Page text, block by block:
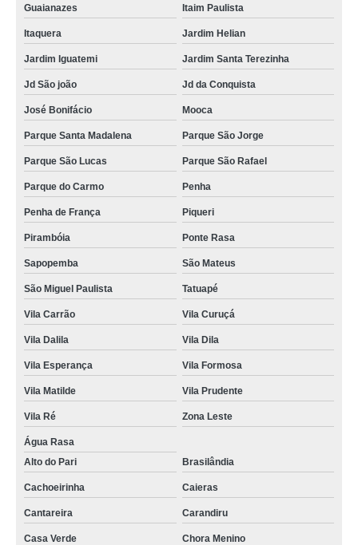
Guaianazes Itaim Paulista
Itaquera Jardim Helian
Jardim Iguatemi Jardim Santa Terezinha
Jd São joão Jd da Conquista
José Bonifácio Mooca
Parque Santa Madalena Parque São Jorge
Parque São Lucas Parque São Rafael
Parque do Carmo Penha
Penha de França Piqueri
Pirambóia Ponte Rasa
Sapopemba São Mateus
São Miguel Paulista Tatuapé
Vila Carrão Vila Curuçá
Vila Dalila Vila Dila
Vila Esperança Vila Formosa
Vila Matilde Vila Prudente
Vila Ré Zona Leste
Água Rasa
Alto do Pari
Brasilândia
Cachoeirinha Caieras
Cantareira Carandiru
Casa Verde Chora Menino